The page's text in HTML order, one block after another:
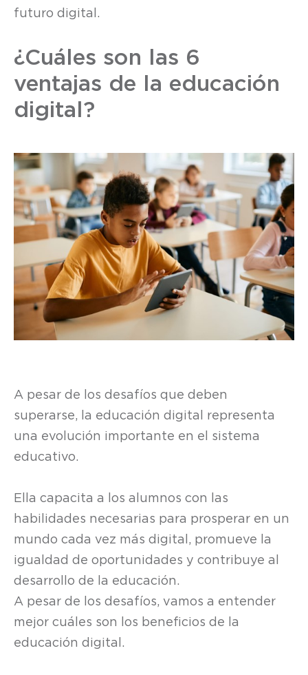
futuro digital.
¿Cuáles son las 6
ventajas de la educación
digital?
A pesar de los desafíos que deben
superarse, la educación digital representa
una evolución importante en el sistema
educativo.
Ella capacita a los alumnos con las
habilidades necesarias para prosperar en un
mundo cada vez más digital, promueve la
igualdad de oportunidades y contribuye al
desarrollo de la educación.
A pesar de los desafíos, vamos a entender
mejor cuáles son los beneficios de la
educación digital.